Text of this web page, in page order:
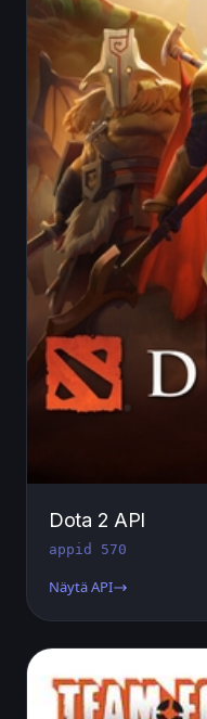
Dota 2 API
appid 570
Näytä API